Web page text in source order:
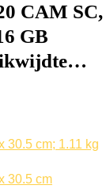
CAM SC,
GB
30.5 cm; 1.11 kg
30.5 cm